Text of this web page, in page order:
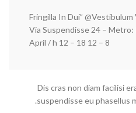
Via Suspendisse 24 –
8 – 12 April / h 12 – 18
Dis cras non diam facilisi
suspendisse eu phasellus